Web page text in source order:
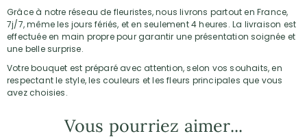
Grâce à notre réseau de fleuristes, nous livrons partout en France,
7j/7, même les jours fériés, et en seulement 4 heures. La livraison est
effectuée en main propre pour garantir une présentation soignée et
une belle surprise.
Votre bouquet est préparé avec attention, selon vos souhaits, en
respectant le style, les couleurs et les fleurs principales que vous
avez choisies.
Vous pourriez aimer...